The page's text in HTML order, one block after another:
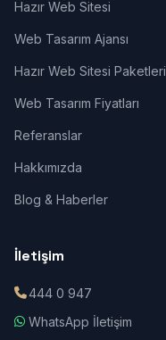
Hazır Web Sitesi
Web Tasarım Ajansı
Hazır Web Sitesi Paketleri
Web Tasarım Fiyatları
Referanslar
Hakkımızda
Blog & Haberler
İletişim
444 0 947
WhatsApp İletişim